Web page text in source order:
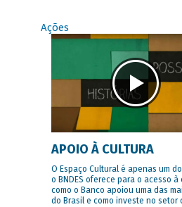
Ações
APOIO À CULTURA
O Espaço Cultural é apenas um
o BNDES oferece para o acesso
como o Banco apoiou uma das
do Brasil e como investe no setor